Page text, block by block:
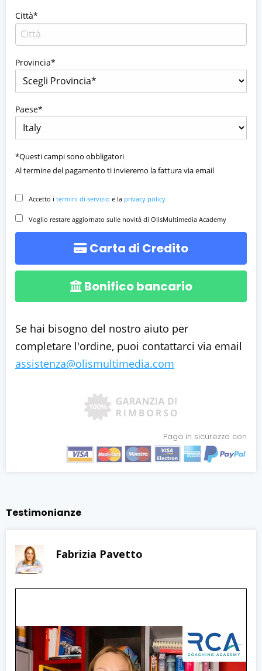
Città*
Provincia*
Paese*
*Questi campi sono obbligatori
Al termine del pagamento ti invieremo la fattura via email
Accetto i termini di servizio e la privacy policy
Voglio restare aggiornato sulle novità di OlisMultimedia Academy
Carta di Credito
Bonifico bancario
Se hai bisogno del nostro aiuto per
completare l'ordine, puoi contattarci via email
assistenza@olismultimedia.com
Paga in sicurezza con
Testimonianze
Fabrizia Pavetto